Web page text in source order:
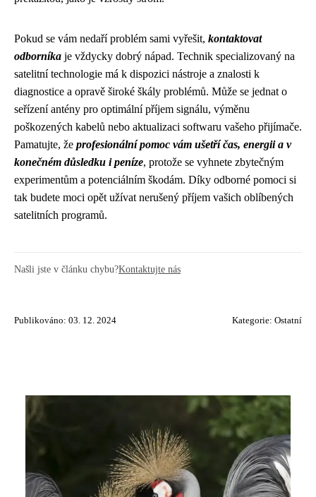
Pokud se vám nedaří problém sami vyřešit, kontaktovat
odborníka je vždycky dobrý nápad. Technik specializovaný na
satelitní technologie má k dispozici nástroje a znalosti k
diagnostice a opravě široké škály problémů. Může se jednat o
seřízení antény pro optimální příjem signálu, výměnu
poškozených kabelů nebo aktualizaci softwaru vašeho přijímače.
Pamatujte, že profesionální pomoc vám ušetří čas, energii a v
konečném důsledku i peníze, protože se vyhnete zbytečným
experimentům a potenciálním škodám. Díky odborné pomoci si
tak budete moci opět užívat nerušený příjem vašich oblíbených
satelitních programů.
Našli jste v článku chybu?Kontaktujte nás
Publikováno: 03. 12. 2024 Kategorie: Ostatní